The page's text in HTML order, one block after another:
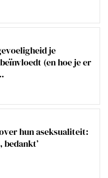
je
(en hoe je er
hun aseksualiteit:
bedankt’